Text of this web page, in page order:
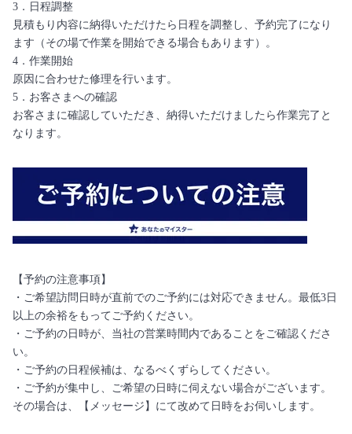
3．日程調整
見積もり内容に納得いただけたら日程を調整し、予約完了になり
ます（その場で作業を開始できる場合もあります）。
4．作業開始
原因に合わせた修理を行います。
5．お客さまへの確認
お客さまに確認していただき、納得いただけましたら作業完了と
なります。
【予約の注意事項】
・ご希望訪問日時が直前でのご予約には対応できません。最低3日
以上の余裕をもってご予約ください。
・ご予約の日時が、当社の営業時間内であることをご確認くださ
い。
・ご予約の日程候補は、なるべくずらしてください。
・ご予約が集中し、ご希望の日時に伺えない場合がございます。
その場合は、【メッセージ】にて改めて日時をお伺いします。